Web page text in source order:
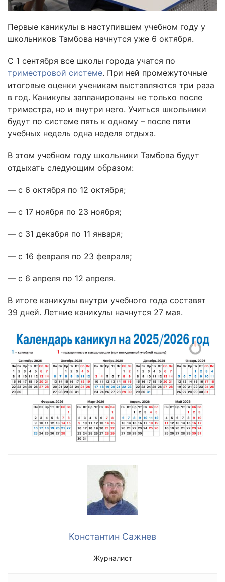
Первые каникулы в наступившем учебном году у
школьников Тамбова начнутся уже 6 октября.
С 1 сентября все школы города учатся по
триместровой системе. При ней промежуточные
итоговые оценки ученикам выставляются три раза
в год. Каникулы запланированы не только после
триместра, но и внутри него. Учиться школьники
будут по системе пять к одному – после пяти
учебных недель одна неделя отдыха.
В этом учебном году школьники Тамбова будут
отдыхать следующим образом:
— с 6 октября по 12 октября;
— с 17 ноября по 23 ноября;
— с 31 декабря по 11 января;
— с 16 февраля по 23 февраля;
— с 6 апреля по 12 апреля.
В итоге каникулы внутри учебного года составят
39 дней. Летние каникулы начнутся 27 мая.
Константин Сажнев
Журналист